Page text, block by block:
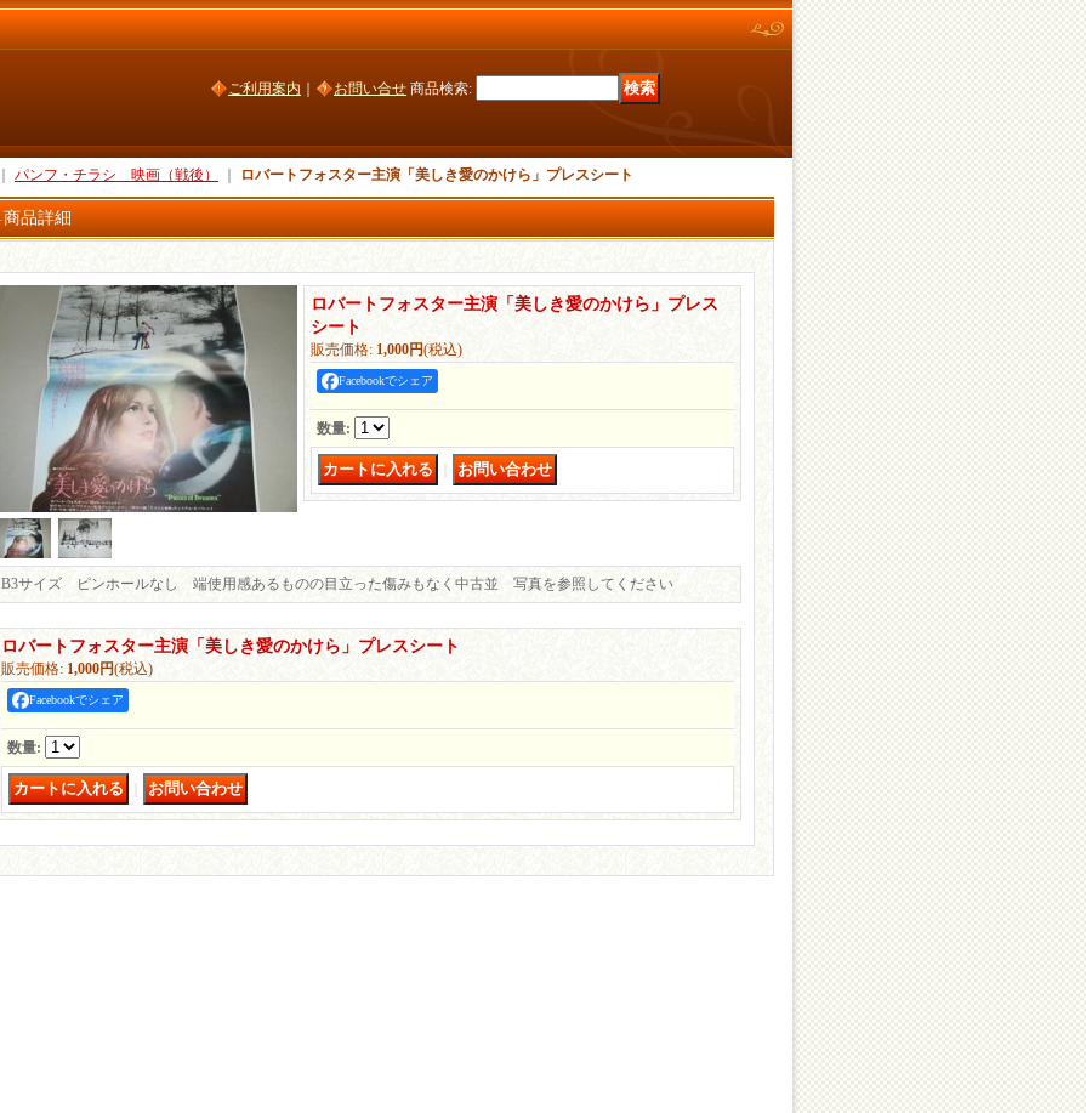
ご利用案内 お問い合せ 商品検索:
パンフ・チラシ 映画（戦後） ロバートフォスター主演「美しき愛のかけら」プレスシート
商品詳細
ロバートフォスター主演「美しき愛のかけら」プレス
シート
販売価格: 1,000円(税込)
Facebookでシェア
数量:
B3サイズ ピンホールなし 端使用感あるものの目立った傷みもなく中古並 写真を参照してください
ロバートフォスター主演「美しき愛のかけら」プレスシート
販売価格: 1,000円(税込)
Facebookでシェア
数量: